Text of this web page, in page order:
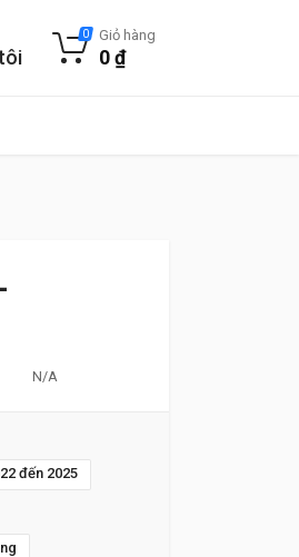
0 Giỏ hàng
0₫
giá: từ
N/A
đến 2025